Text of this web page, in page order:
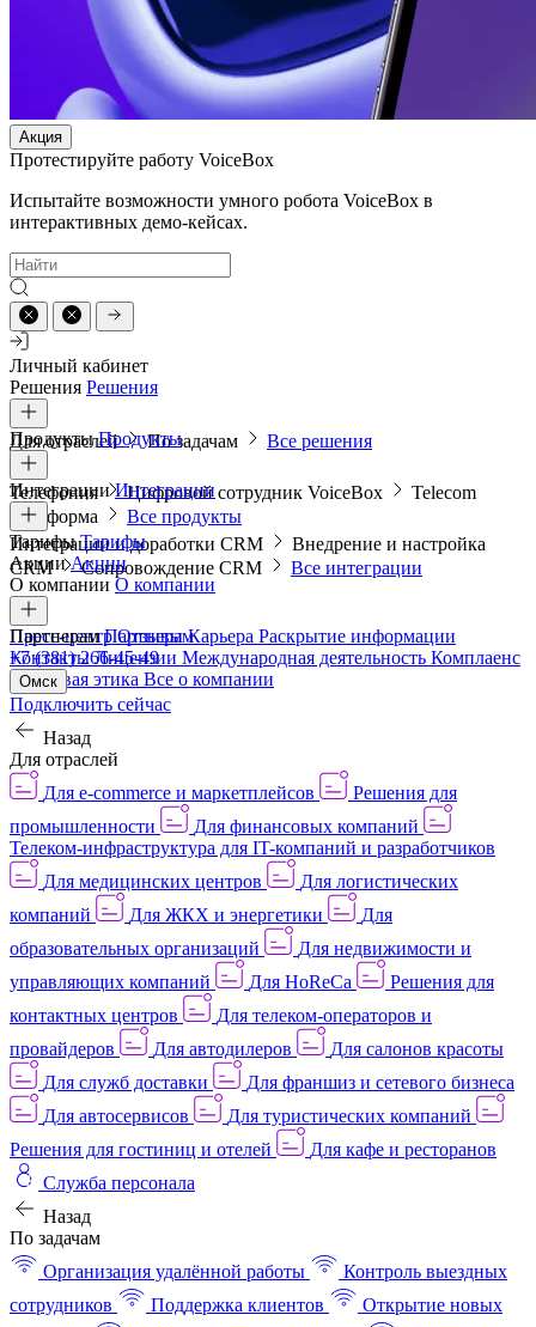
Акция
Протестируйте работу VoiceBox
Испытайте возможности умного робота VoiceBox в
интерактивных демо-кейсах.
Личный кабинет
Решения Решения
Для отраслей По задачам Все решения
ПродуктыПродукты
Телефония Цифровой сотрудник VoiceBox
Telecom
платформа
Все продукты
ИнтеграцииИнтеграции
Интеграции и доработки CRM
Внедрение и настройка
CRM
Сопровождение CRM Все интеграции
ТарифыТарифы
АкцииАкции
О компании О компании
Пресс-центрОтзывыКарьера Раскрытие информации
КонтактыЛицензии Международная деятельность Комплаенс
и деловая этика Все о компании
ПартнерамПартнерам
+7 (381) 266-45-49
Омск
Подключить сейчас
Назад
Для отраслей
Для e-commerce и маркетплейсов
Решения для
промышленности
Для финансовых компаний
Телеком-инфраструктура для IT-компаний и разработчиков
Для медицинских центров
Для логистических
компаний
Для ЖКХ и энергетики
Для
образовательных организаций
Для недвижимости и
управляющих компаний
Для HoReCa
Решения для
контактных центров
Для телеком-операторов и
провайдеров
Для автодилеров
Для салонов красоты
Для служб доставки
Для франшиз и сетевого бизнеса
Для автосервисов
Для туристических компаний
Решения для гостиниц и отелей
Для кафе и ресторанов
Служба персонала
Назад
По задачам
Организация удалённой работы
Контроль выездных
сотрудников
Поддержка клиентов
Открытие новых